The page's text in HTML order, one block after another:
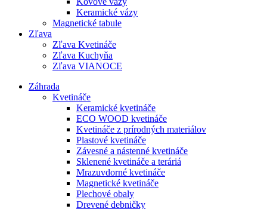
Keramické vázy
Magnetické tabule
Zľava
Zľava Kvetináče
Zľava Kuchyňa
Zľava VIANOCE
Záhrada
Kvetináče
Keramické kvetináče
ECO WOOD kvetináče
Kvetináče z prírodných materiálov
Plastové kvetináče
Závesné a nástenné kvetináče
Sklenené kvetináče a teráriá
Mrazuvdorné kvetináče
Magnetické kvetináče
Plechové obaly
Drevené debničky